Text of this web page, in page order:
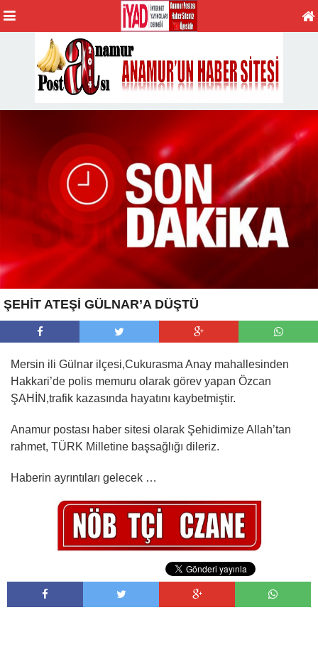
ŞEHİT ATEŞİ GÜLNAR’A DÜŞTÜ
Mersin ili Gülnar ilçesi,Cukurasma Anay mahallesinden
Hakkari’de polis memuru olarak görev yapan Özcan
ŞAHİN,trafik kazasında hayatını kaybetmiştir.
Anamur postası haber sitesi olarak Şehidimize Allah’tan
rahmet, TÜRK Milletine başsağlığı dileriz.
Haberin ayrıntıları gelecek …